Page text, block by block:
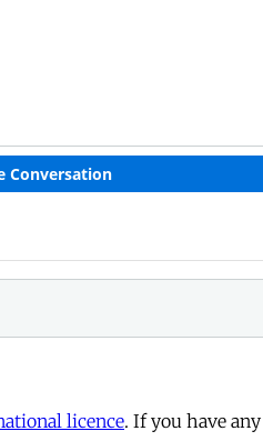
licence. If you have